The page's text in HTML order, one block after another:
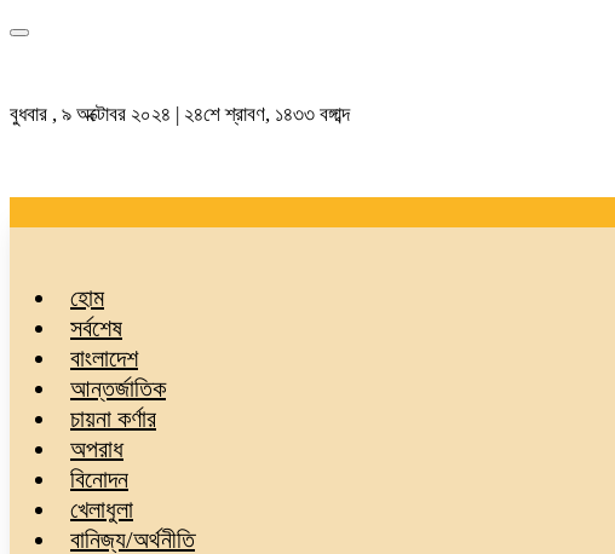
বুধবার , ৯ অক্টোবর ২০২৪ | ২৪শে শ্রাবণ, ১৪৩৩ বঙ্গাব্দ
হোম
সর্বশেষ
বাংলাদেশ
আন্তর্জাতিক
চায়না কর্ণার
অপরাধ
বিনোদন
খেলাধুলা
বানিজ্য/অর্থনীতি